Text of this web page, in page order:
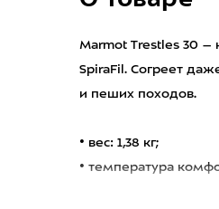
Marmot Trestles 30 –
SpiraFil. Согреет
и пеших походов.
• вес: 1,38 кг;
• температура